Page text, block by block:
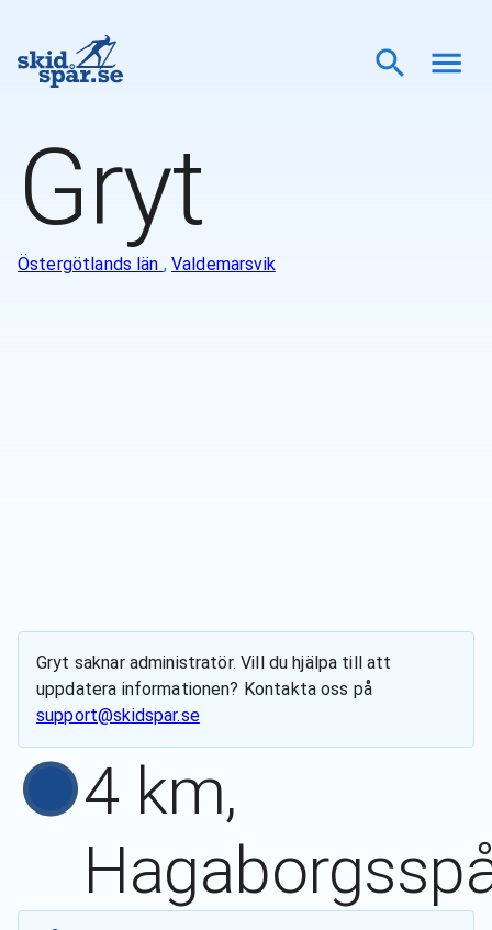
Gryt
Östergötlands län ,Valdemarsvik
Gryt saknar administratör. Vill du hjälpa till att
uppdatera informationen? Kontakta oss på
support@skidspar.se
4 km,